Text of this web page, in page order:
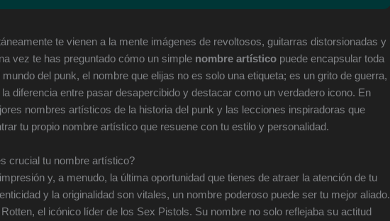
te vienen a la mente imágenes de revoltosos, guitarras distorsionadas y
vez te has preguntado cómo un simple nombre artístico puede encapsular toda
del punk, el nombre que elijas no es solo una etiqueta; es un grito de guerra,
diferencia entre pasar desapercibido y destacar como un verdadero icono. En
nombres artísticos de la historia del punk y las lecciones inspiradoras que
tu propio nombre artístico que resuene con tu estilo y personalidad.
crucial tu nombre artístico?
y, a menudo, la última oportunidad que tienes de atraer la atención de tu
y la originalidad son vitales, un nombre poderoso puede ser tu mejor aliado.
el icónico líder de los Sex Pistols. Su nombre no solo reflejaba su actitud